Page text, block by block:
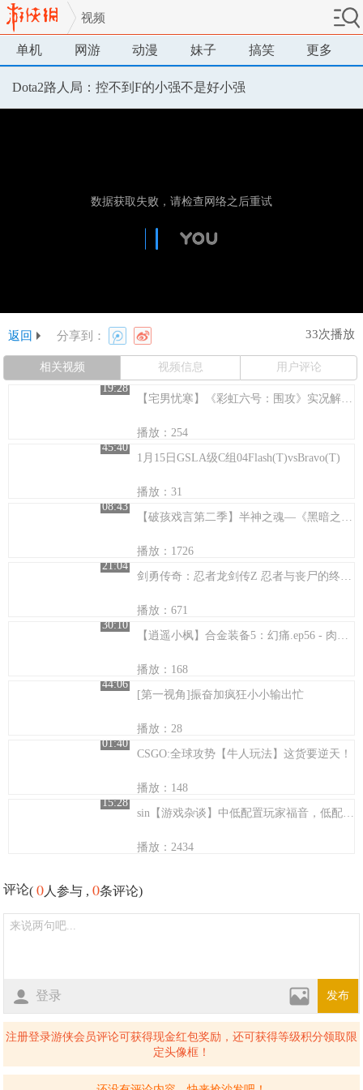
视频
单机 网游 动漫 妹子 搞笑 更多
Dota2路人局：控不到F的小强不是好小强
返回 分享到： 33次播放
相关视频 视频信息
用户评论
19:28
【宅男忧寒】《彩虹六号：围攻》实况解说13 友军误伤
播放：254
45:40
1月15日GSLA级C组04Flash(T)vsBravo(T)
播放：31
08:43
【破孩戏言第二季】半神之魂—《黑暗之魂》
播放：1726
21:04
剑勇传奇：忍者龙剑传Z 忍者与丧尸的终极对决
播放：671
30:10
【逍遥小枫】合金装备5：幻痛.ep56 - 肉身已死，光芒依旧！
播放：168
44:06
[第一视角]振奋加疯狂小小输出忙
播放：28
01:40
CSGO:全球攻势【牛人玩法】这货要逆天！
播放：148
15:28
sin【游戏杂谈】中低配置玩家福音，低配置要求的神作
播放：2434
评论(0 人参与 ,0条评论)
登录 发布
注册登录游侠会员评论可获得现金红包奖励，还可获得等级积分领取限
定头像框！